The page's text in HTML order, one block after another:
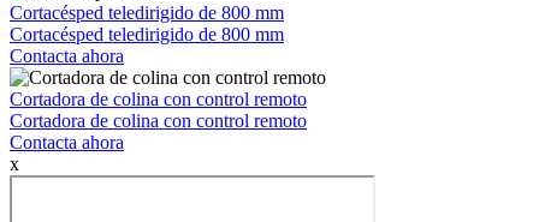
Cortacésped teledirigido de 800 mm
Cortacésped teledirigido de 800 mm
Contacta ahora
Cortadora de colina con control remoto
Cortadora de colina con control remoto
Contacta ahora
x